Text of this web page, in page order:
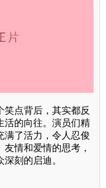
笑点背后，其实都反
活的向往。演员们精
满了活力，令人忍俊
情和爱情的思考，
刻的启迪。